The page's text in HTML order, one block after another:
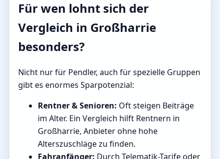
Für wen lohnt sich der
Vergleich in Großharrie
besonders?
Nicht nur für Pendler, auch für spezielle Gruppen
gibt es enormes Sparpotenzial:
Rentner & Senioren: Oft steigen Beiträge
im Alter. Ein Vergleich hilft Rentnern in
Großharrie, Anbieter ohne hohe
Alterszuschläge zu finden.
Fahranfänger: Durch Telematik-Tarife oder